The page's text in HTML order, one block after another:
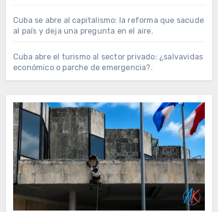
Cuba se abre al capitalismo: la reforma que sacude
al país y deja una pregunta en el aire.
Cuba abre el turismo al sector privado: ¿salvavidas
económico o parche de emergencia?.